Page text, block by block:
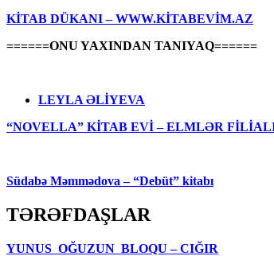
KİTAB DÜKANI – WWW.KİTABEVİM.AZ
======ONU YAXINDAN TANIYAQ======
LEYLA ƏLİYEVA
“NOVELLA” KİTAB EVİ – ELMLƏR
Südabə Məmmədova – “Debüt” kitabı
TƏRƏFDAŞLAR
YUNUS OĞUZUN BLOQU – CIĞIR